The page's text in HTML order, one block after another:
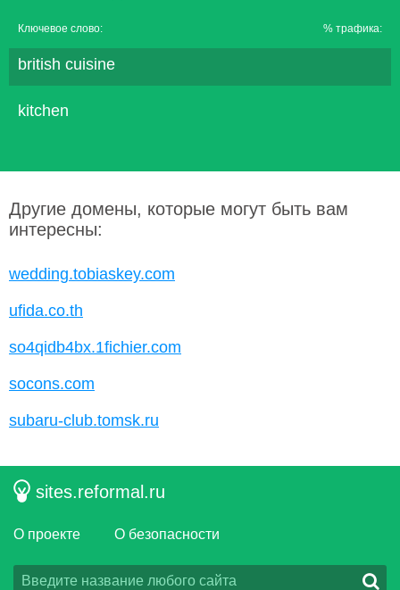
Ключевое слово: % трафика:
british cuisine
kitchen
Другие домены, которые могут быть вам
интересны:
wedding.tobiaskey.com
ufida.co.th
so4qidb4bx.1fichier.com
socons.com
subaru-club.tomsk.ru
sites.reformal.ru
О проекте О безопасности